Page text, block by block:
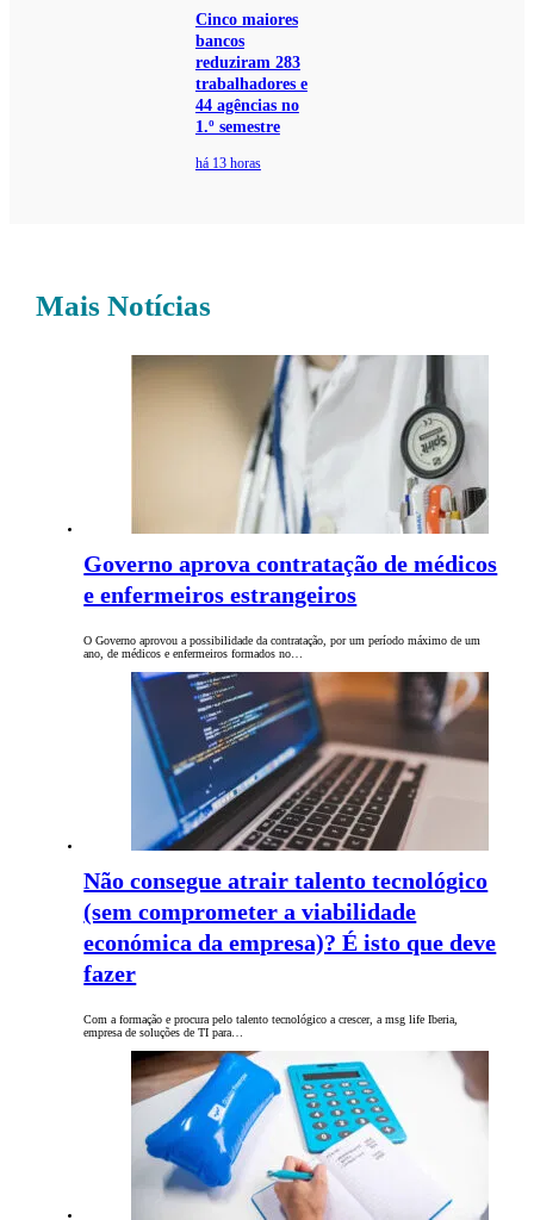
Cinco maiores
bancos
reduziram 283
trabalhadores e
44 agências no
1.º semestre
há 13 horas
Mais Notícias
Governo aprova contratação de médicos
e enfermeiros estrangeiros
O Governo aprovou a possibilidade da contratação, por um período máximo de um
ano, de médicos e enfermeiros formados no…
Não consegue atrair talento tecnológico
(sem comprometer a viabilidade
económica da empresa)? É isto que deve
fazer
Com a formação e procura pelo talento tecnológico a crescer, a msg life Iberia,
empresa de soluções de TI para…